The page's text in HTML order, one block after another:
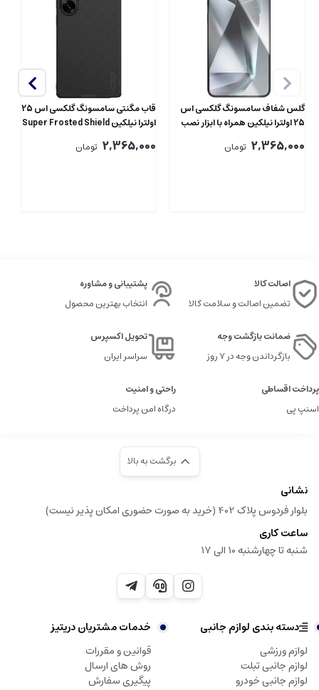
گلس شفاف سامسونگ گلکسی اس
25 اولترا نیلکین همراه با ابزار نصب
Amazing H+ Pro
2,365,000 تومان
قاب مگنتی سامسونگ گلکسی اس 25
اولترا نیلکین Super Frosted Shield
Pro Magnetic
2,365,000 تومان
اصالت کالا
تضمین اصالت و سلامت کالا
پشتیبانی و مشاوره
انتخاب بهترین محصول
ضمانت بازگشت وجه
بازگرداندن وجه در ۷ روز
تحویل اکسپرس
سراسر ایران
پرداخت اقساطی
اسنپ پی
راحتی و امنیت
درگاه امن پرداخت
برگشت به بالا
نشانی
بلوار فردوس پلاک 402 (خرید به صورت حضوری امکان پذیر نیست)
ساعت کاری
شنبه تا چهارشنبه 10 الی 17
دسته بندی لوازم جانبی
لوازم ورزشی
لوازم جانبی تبلت
لوازم جانبی خودرو
خدمات مشتریان دریتیز
قوانین و مقررات
روش های ارسال
پیگیری سفارش